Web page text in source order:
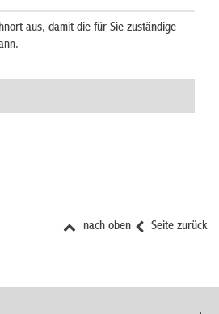
aus, damit die für Sie zuständige
Seite zurück
nach oben